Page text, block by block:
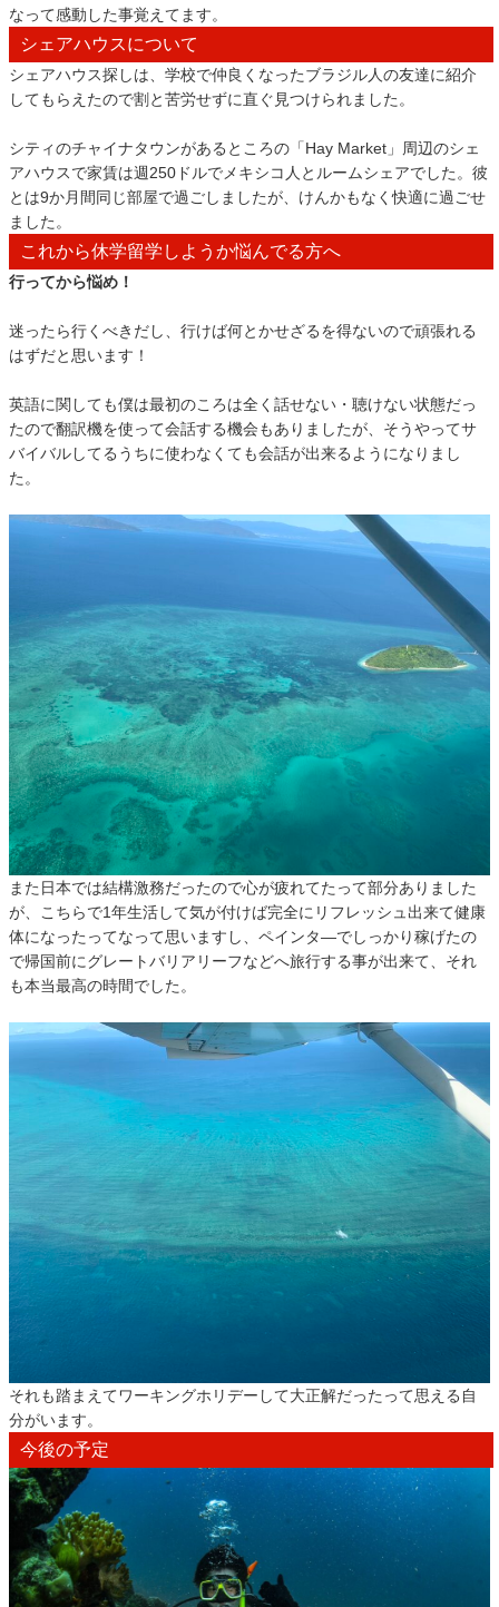
なって感動した事覚えてます。
シェアハウスについて
シェアハウス探しは、学校で仲良くなったブラジル人の友達に紹介
してもらえたので割と苦労せずに直ぐ見つけられました。
シティのチャイナタウンがあるところの「Hay Market」周辺のシェ
アハウスで家賃は週250ドルでメキシコ人とルームシェアでした。彼
とは9か月間同じ部屋で過ごしましたが、けんかもなく快適に過ごせ
ました。
これから休学留学しようか悩んでる方へ
行ってから悩め！
迷ったら行くべきだし、行けば何とかせざるを得ないので頑張れる
はずだと思います！
英語に関しても僕は最初のころは全く話せない・聴けない状態だっ
たので翻訳機を使って会話する機会もありましたが、そうやってサ
バイバルしてるうちに使わなくても会話が出来るようになりまし
た。
また日本では結構激務だったので心が疲れてたって部分ありました
が、こちらで1年生活して気が付けば完全にリフレッシュ出来て健康
体になったってなって思いますし、ペインタ―でしっかり稼げたの
で帰国前にグレートバリアリーフなどへ旅行する事が出来て、それ
も本当最高の時間でした。
それも踏まえてワーキングホリデーして大正解だったって思える自
分がいます。
今後の予定